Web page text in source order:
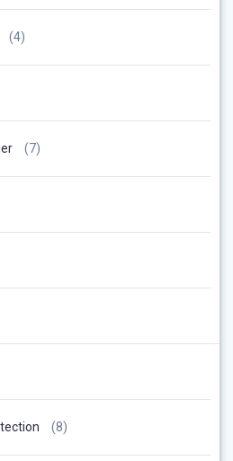
(4)
(7)
(8)